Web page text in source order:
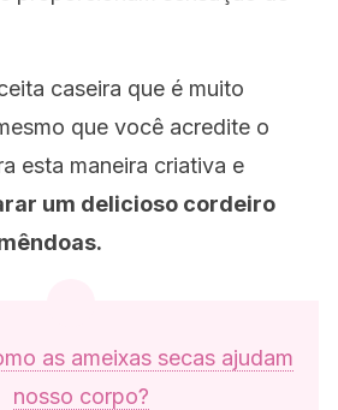
caseira que é muito
que você acredite o
esta maneira criativa e
um delicioso cordeiro
as ameixas secas ajudam
nosso corpo?